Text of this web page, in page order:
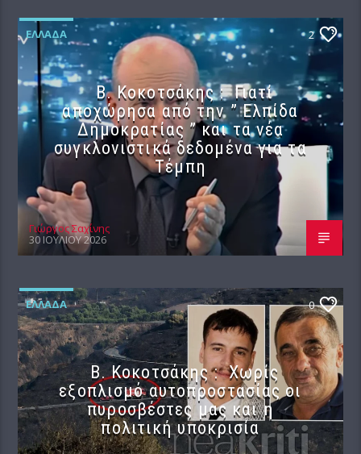
ΕΛΛΆΔΑ 2
Β. Κοκοτσάκης : Γιατί
αποχώρησα από την ” Ελπίδα
Δημοκρατίας ” και τα νέα
συγκλονιστικά δεδομένα για τα
Τέμπη
Γιώργος Σαχίνης
30 ΙΟΥΛΊΟΥ 2026
ΕΛΛΆΔΑ 0
Β. Κοκοτσάκης : Χωρίς
εξοπλισμό αυτοπροστασίας οι
πυροσβέστες μας και η
πολιτική υποκρισία